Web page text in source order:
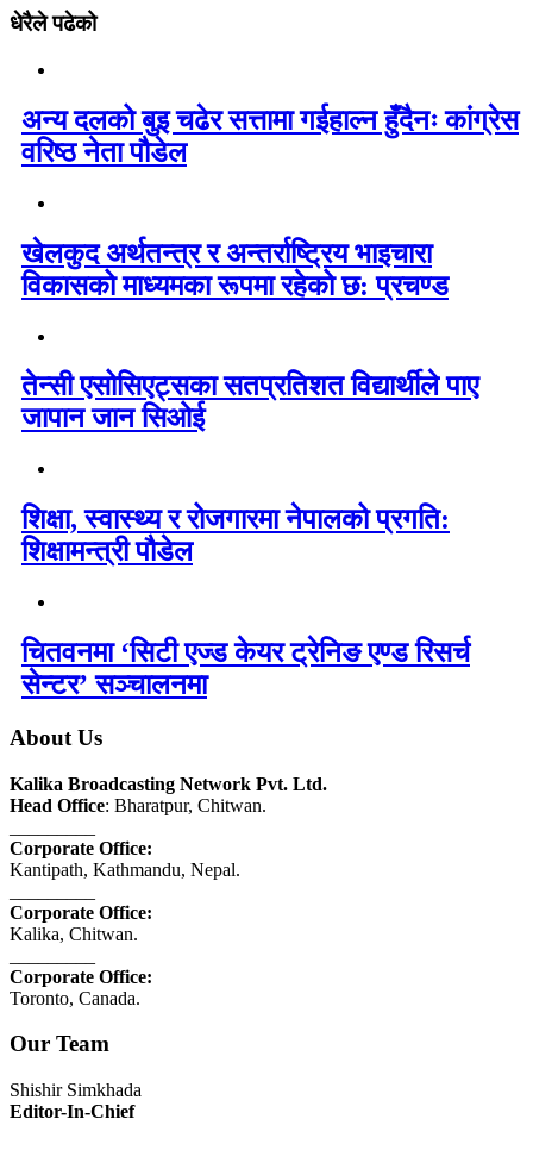
धेरैले पढेको
अन्य दलको बुइ चढेर सत्तामा गईहाल्न हुँदैनः कांग्रेस
वरिष्ठ नेता पौडेल
खेलकुद अर्थतन्त्र र अन्तर्राष्ट्रिय भाइचारा
विकासको माध्यमका रूपमा रहेको छ: प्रचण्ड
तेन्सी एसोसिएट्सका सतप्रतिशत विद्यार्थीले पाए
जापान जान सिओई
शिक्षा, स्वास्थ्य र रोजगारमा नेपालको प्रगति:
शिक्षामन्त्री पौडेल
चितवनमा ‘सिटी एज्ड केयर ट्रेनिङ एण्ड रिसर्च
सेन्टर’ सञ्चालनमा
About Us
Kalika Broadcasting Network Pvt. Ltd.
Head Office: Bharatpur, Chitwan.
Corporate Office:
Kantipath, Kathmandu, Nepal.
Corporate Office:
Kalika, Chitwan.
Corporate Office:
Toronto, Canada.
Our Team
Shishir Simkhada
Editor-In-Chief